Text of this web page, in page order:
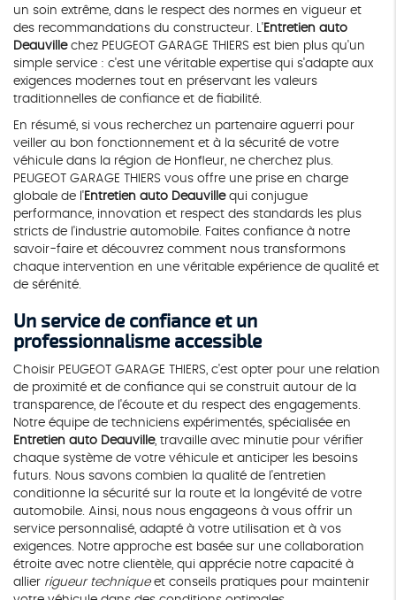
un soin extrême, dans le respect des normes en vigueur et
des recommandations du constructeur. L'Entretien auto
Deauvillechez PEUGEOT GARAGE THIERS est bien plus qu'un
simple service : c'est une véritable expertise qui s'adapte aux
exigences modernes tout en préservant les valeurs
traditionnelles de confiance et de fiabilité.
En résumé, si vous recherchez un partenaire aguerri pour
veiller au bon fonctionnement et à la sécurité de votre
véhicule dans la région de Honfleur, ne cherchez plus.
PEUGEOT GARAGE THIERS vous offre une prise en charge
globale de l'Entretien auto Deauvillequi conjugue
performance, innovation et respect des standards les plus
stricts de l'industrie automobile. Faites confiance à notre
savoir-faire et découvrez comment nous transformons
chaque intervention en une véritable expérience de qualité et
de sérénité.
Un service de confiance et un
professionnalisme accessible
Choisir PEUGEOT GARAGE THIERS, c'est opter pour une relation
de proximité et de confiance qui se construit autour de la
transparence, de l'écoute et du respect des engagements.
Notre équipe de techniciens expérimentés, spécialisée en
Entretien auto Deauville, travaille avec minutie pour vérifier
chaque système de votre véhicule et anticiper les besoins
futurs. Nous savons combien la qualité de l'entretien
conditionne la sécurité sur la route et la longévité de votre
automobile. Ainsi, nous nous engageons à vous offrir un
service personnalisé, adapté à votre utilisation et à vos
exigences. Notre approche est basée sur une collaboration
étroite avec notre clientèle, qui apprécie notre capacité à
allier rigueur techniqueet conseils pratiques pour maintenir